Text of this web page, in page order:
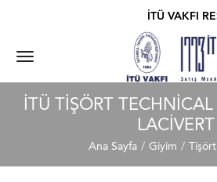
İTÜ VAKFI
İTÜ TIŞÖRT
LACIVERT
Ana Sayfa Giyim Tişört